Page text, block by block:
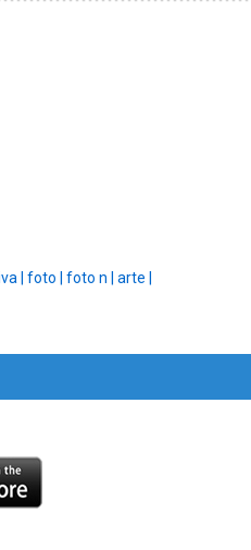
| foto | foto n | arte |